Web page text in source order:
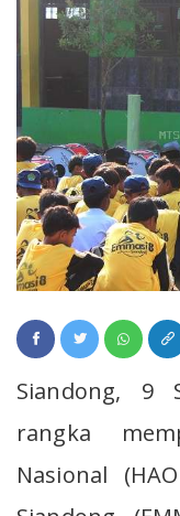
Siandong, 9
rangka
Nasional